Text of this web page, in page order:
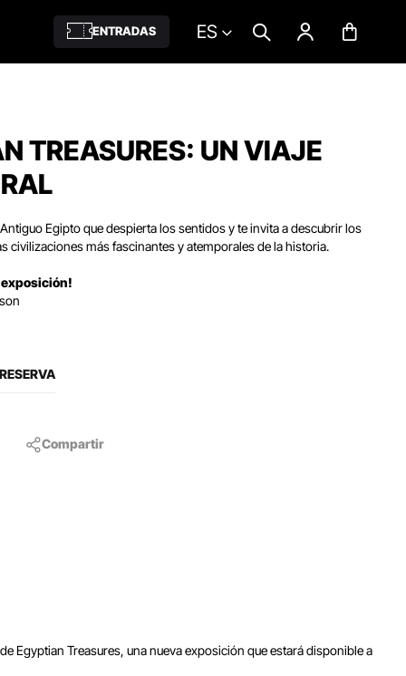
ENTRADAS ES
TREASURES: UN VIAJE
Egipto que despierta los sentidos y te invita a descubrir los
civilizaciones más fascinantes y atemporales de la historia.
exposición!
Compartir
Egyptian Treasures, una nueva exposición que estará disponible a